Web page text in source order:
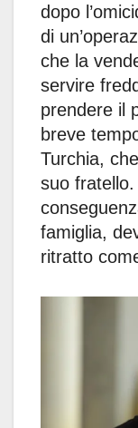
dopo
di
che la
servire
prendere il
breve
Turchia,
suo
famiglia,
ritratto